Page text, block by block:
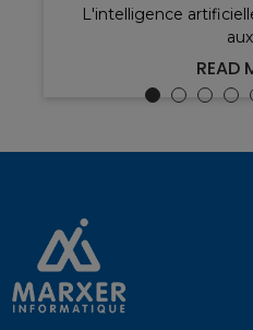
L'intelligence
READ